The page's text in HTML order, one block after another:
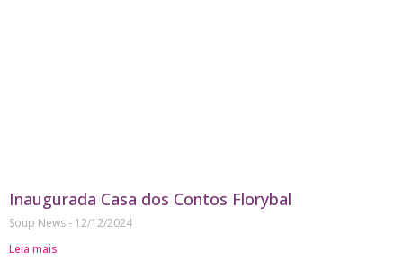
Inaugurada Casa dos Contos Florybal
Soup News
12/12/2024
Leia mais